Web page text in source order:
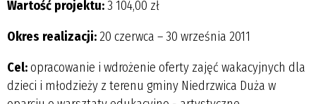
Wartość projektu:3 104,00 zł
Okres realizacji:20 czerwca – 30 września 2011
Cel:opracowanie i wdrożenie oferty zajęć wakacyjnych dla
dzieci i młodzieży z terenu gminy Niedrzwica Duża w